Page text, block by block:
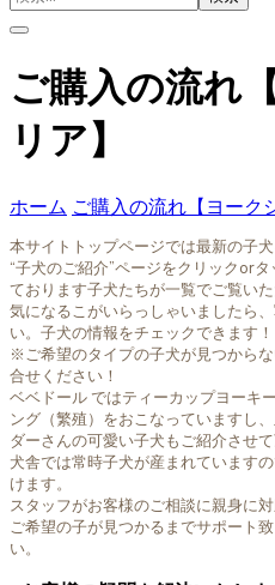
索
象:
ご購入の流れ
リア】
ホーム ご購入の流れ【ヨーク
本サイトトップページでは最新の子
“子犬のご紹介”ページをクリックor
ております子犬たちが一覧でご覧いた
気になるこがいらっしゃいましたら
い。子犬の情報をチェックできます！
※ご希望のタイプの子犬が見つから
合せください！
ベベドール ではティーカップヨーキ
ング（繁殖）をおこなっていますし
ダーさんの可愛い子犬もご紹介させて
犬舎では常時子犬が産まれています
けます。
スタッフがお客様のご相談に親身に
ご希望の子が見つかるまでサポート
い。